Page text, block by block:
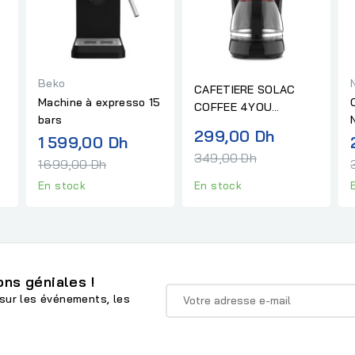
Beko
Machine à expresso 15
bars
1 599,00 DhPrix
1 699,00 Dh
En stock
CAFETIERE SOLAC
COFFEE 4YOU
299,00 DhPrix
349,00 Dh
En stock
géniales !
les événements, les